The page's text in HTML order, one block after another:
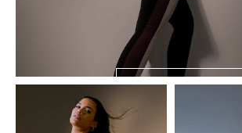
LEGGINGS